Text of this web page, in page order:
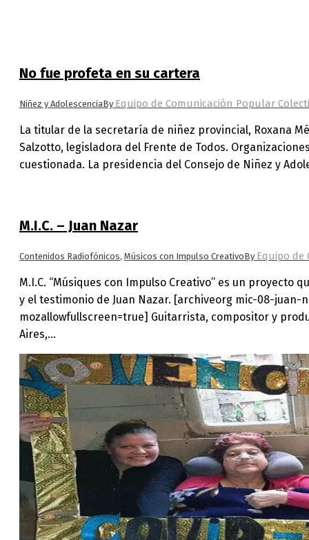
No fue profeta en su cartera
Niñez y AdolescenciaBy Equipo de Comunicación Popular
La titular de la secretaría de niñez provincial, Roxana
Salzotto, legisladora del Frente de Todos.
cuestionada. La presidencia del Consejo de Niñez y
M.I.C. – Juan Nazar
Contenidos Radiofónicos, Músicos con Impulso CreativoBy Equipo de
M.I.C. “Músiques con Impulso Creativo” es un
y el testimonio de Juan Nazar. [archiveorg mic-08-
mozallowfullscreen=true] Guitarrista, compositor y
Aires,…